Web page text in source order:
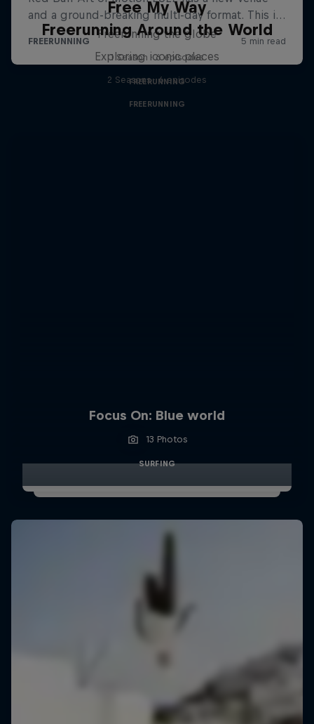
Free My Way
Freerunning the globe
1 Season · 6 episodes
FREERUNNING
Freerunning Around the World
Exploring iconic places
2 Seasons · 6 episodes
FREERUNNING
Focus On: Blue world
13 Photos
SURFING